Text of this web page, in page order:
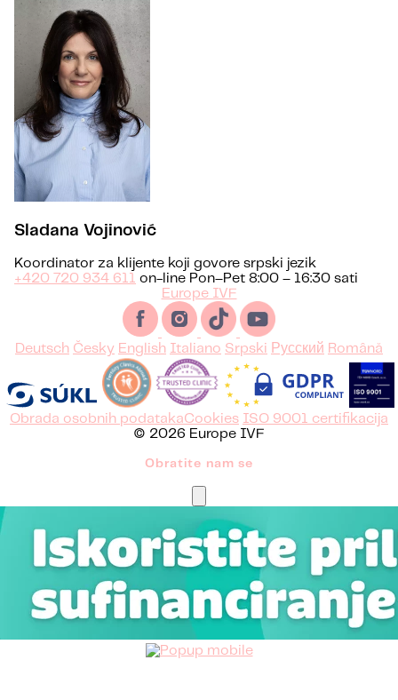
Sladana Vojinović
Koordinator za klijente koji govore srpski jezik
+420 720 934 611 on-line Pon–Pet 8:00 – 16:30 sati
Europe IVF
Deutsch Česky English Italiano Srpski Русский Română
Obrada osobnih podatakaCookies ISO 9001 certifikacija
© 2026 Europe IVF
Obratite nam se